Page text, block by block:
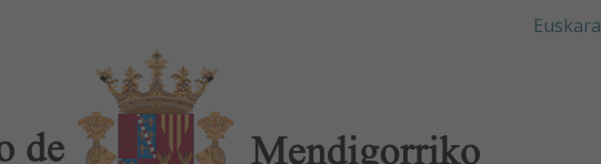
/ Mendigorriko Udala
Euskara